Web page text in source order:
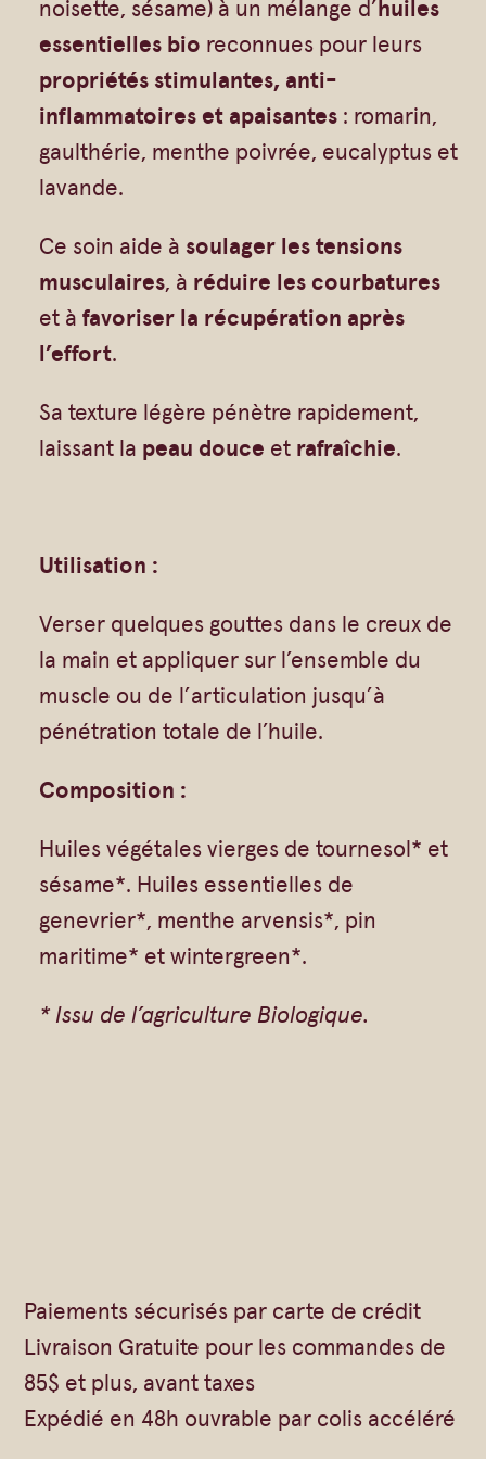
Vrac
Authentiques
Savons moulés
Beurre de Karité
Végétales
Savon Noir
Savons sur corde
Argiles
Eaux florales
Exfoliants
Hydratants
Savons en barre
Huiles
Savons sur corde
Gommages
Savons en barre
Huiles
Shampoings
noisette, sésame) à un mélange d’huiles
essentielles bio reconnues pour leurs
propriétés stimulantes, anti-
inflammatoires et apaisantes : romarin,
gaulthérie, menthe poivrée, eucalyptus et
lavande.
Ce soin aide à soulager les tensions
musculaires, à réduire les courbatures
et àfavoriser la récupération après
l’effort.
Sa texture légère pénètre rapidement,
laissant la peau douce et rafraîchie.
Utilisation :
Verser quelques gouttes dans le creux de
la main et appliquer sur l’ensemble du
muscle ou de l’articulation jusqu’à
pénétration totale de l’huile.
Composition :
Huiles végétales vierges de tournesol* et
sésame*. Huiles essentielles de
genevrier*, menthe arvensis*, pin
maritime* et wintergreen*.
* Issu de l’agriculture Biologique.
Paiements sécurisés par carte de crédit
Livraison Gratuite pour les commandes de
85$ et plus, avant taxes
Expédié en 48h ouvrable par colis accéléré